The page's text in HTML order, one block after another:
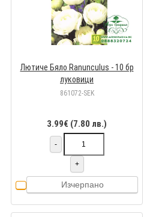
Лютиче Бяло Ranunculus - 10 бр
луковици
861072-SEK
3.99€ (7.80 лв.)
-
+
Изчерпано